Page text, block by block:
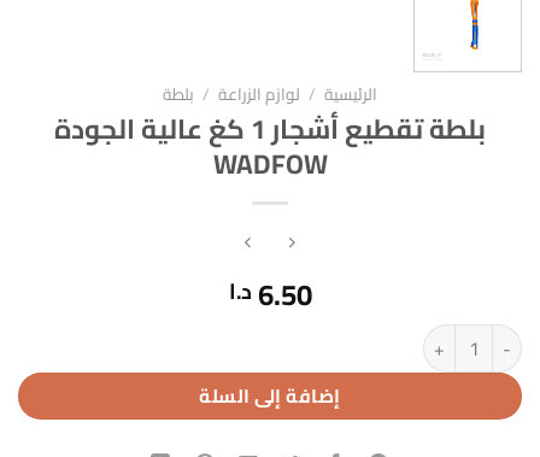
الرئيسية / لوازم الزراعة / بلطة
بلطة تقطيع أشجار 1 كغ عالية الجودة
WADFOW
6.50د.ا
كمية بلطة تقطيع أشجار 1 كغ عالية الجودة WADFOW
إضافة إلى السلة